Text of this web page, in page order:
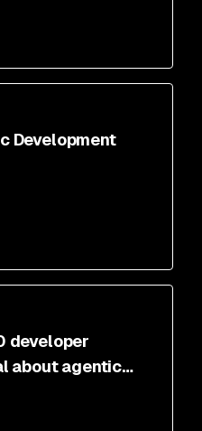
Development
developer
about agentic